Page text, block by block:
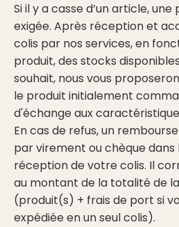
Si il y a casse d’un article,
exigée. Après réception et
colis par nos services, en
produit, des stocks
souhait, nous vous
le produit initialement
d'échange aux
En cas de refus, un
par virement ou chèque dans
réception de votre colis. Il
au montant de la totalité de
(produit(s) + frais de port si
expédiée en un seul colis).